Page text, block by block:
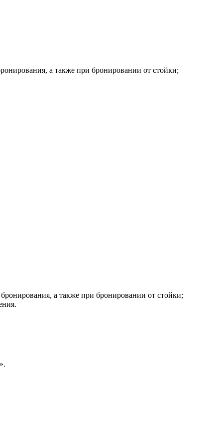
а также при бронировании от стойки;
а также при бронировании от стойки;